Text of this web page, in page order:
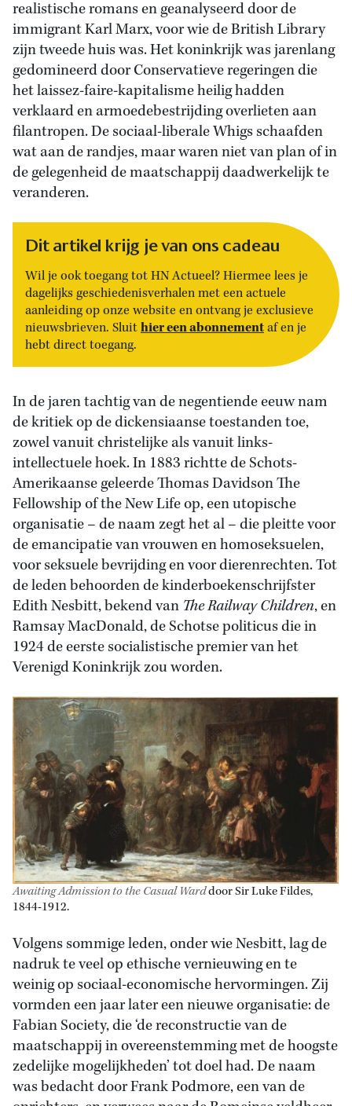
realistische romans en geanalyseerd door de
immigrant Karl Marx, voor wie de British Library
zijn tweede huis was. Het koninkrijk was jarenlang
gedomineerd door Conservatieve regeringen die
het laissez-faire-kapitalisme heilig hadden
verklaard en armoedebestrijding overlieten aan
filantropen. De sociaal-liberale Whigs schaafden
wat aan de randjes, maar waren niet van plan of in
de gelegenheid de maatschappij daadwerkelijk te
veranderen.
Dit artikel krijg je van ons cadeau
Wil je ook toegang tot HN Actueel? Hiermee lees je
dagelijks geschiedenisverhalen met een actuele
aanleiding op onze website en ontvang je exclusieve
nieuwsbrieven. Sluithier een abonnementaf en je
hebt direct toegang.
In de jaren tachtig van de negentiende eeuw nam
de kritiek op de dickensiaanse toestanden toe,
zowel vanuit christelijke als vanuit links-
intellectuele hoek. In 1883 richtte de Schots-
Amerikaanse geleerde Thomas Davidson The
Fellowship of the New Life op, een utopische
organisatie – de naam zegt het al – die pleitte voor
de emancipatie van vrouwen en homoseksuelen,
voor seksuele bevrijding en voor dierenrechten. Tot
de leden behoorden de kinderboekenschrijfster
Edith Nesbitt, bekend van The Railway Children, en
Ramsay MacDonald, de Schotse politicus die in
1924 de eerste socialistische premier van het
Verenigd Koninkrijk zou worden.
Awaiting Admission to the Casual Warddoor Sir Luke Fildes,
1844-1912.
Volgens sommige leden, onder wie Nesbitt, lag de
nadruk te veel op ethische vernieuwing en te
weinig op sociaal-economische hervormingen. Zij
vormden een jaar later een nieuwe organisatie: de
Fabian Society, die ‘de reconstructie van de
maatschappij in overeenstemming met de hoogste
zedelijke mogelijkheden’ tot doel had. De naam
was bedacht door Frank Podmore, een van de